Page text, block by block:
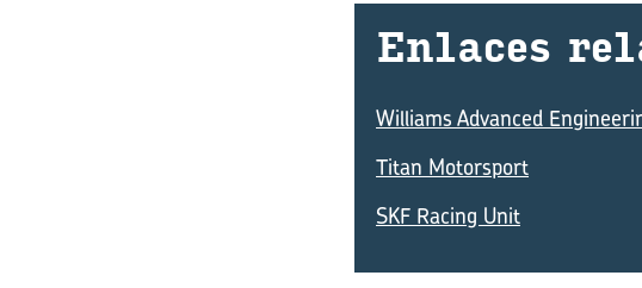
En­la­ces
Williams Advanced
Titan Motorsport
SKF Racing Unit